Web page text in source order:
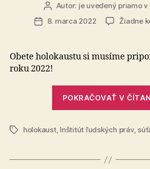
Autor
článku
Autor: je uvedený priamo v
Dátum
8. marca 2022 Žiadne
Obete holokaustu si musíme
roku 2022!
POKRAČOVAŤ V
Značkyholokaust, Inštitút ľudských práv,